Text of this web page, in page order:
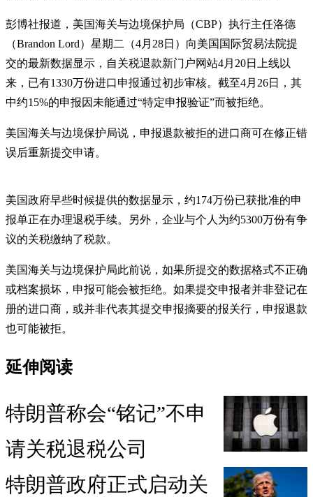
彭博社报道，美国海关与边境保护局（CBP）执行主任洛德
（Brandon Lord）星期二（4月28日）向美国国际贸易法院提
交的最新数据显示，自关税退款新门户网站4月20日上线以
来，已有1330万份进口申报通过初步审核。截至4月26日，其
中约15%的申报因未能通过“特定申报验证”而被拒绝。
美国海关与边境保护局说，申报退款被拒的进口商可在修正错
误后重新提交申请。
美国政府早些时候提供的数据显示，约174万份已获批准的申
报单正在办理退税手续。另外，企业与个人为约5300万份有争
议的关税缴纳了税款。
美国海关与边境保护局此前说，如果所提交的数据格式不正确
或档案损坏，申报可能会被拒绝。如果提交申报者并非登记在
册的进口商，或并非代表其提交申报摘要的报关行，申报退款
也可能被拒。
延伸阅读
特朗普称会“铭记”不​​申
请关税退税公司
特朗普政府正式启动关